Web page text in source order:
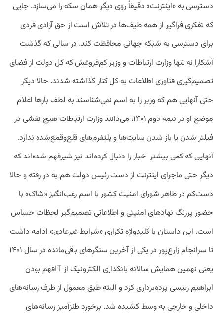
دسترسی به «اینترنت» دقیقاً روی دیگر همان سکه را می‌سازد. جایی
که تفکری فراگیر از همه طیف‌ها در تلاش است از حق آزادی فردی
برای دسترسی به شبکه جهانی محافظت کند. در سالی که گذشت
آشکارا نه تنها وزارت ارتباطات و وزیر کم‌فروغش که کل دولت از فضای
تصمیم‌گیری فناوری اطلاعات به کل کنار گذاشته شدند. حالا دیگر
حتی آنهایی هم که وزیر را به اسم نمی‌شناسند به لطف بارها اعلام
موضع او در نیمه دوم ۱۴۰۱، می‌دانند وزارت ارتباطات هیچ نقشی در
فیلتر ‌شدن یا باز شدن سایت‌ها و پلتفرم‌های قلع‌وقمع‌شده ندارد.
آنهایی که کمی بیشتر اخبار را دنبال کرده‌اند نیز شیرفهم شده‌اند که
دیگر حتی ماجرای اینترنت از دست رئیس دولت هم به در رفته و حالا
دست‌کم در ظاهر شورای امنیت کشور با اسم رعب‌انگیز «شاک» با
حضور پررنگ نهادهای امنیتی و اطلاعاتی تصمیم‌گیر لحظات حساس
است. این داستان با کلیدواژه تکراری «شرایط غیرعادی» ادامه داشت
تا سرانجام زارع‌پور در یکی از آخرین سنگرهای باقی‌مانده در سال ۱۴۰۱
یعنی نهمین همایش سالانه بانکداری الکترونیک از IT‌فهم بودن
ابراهیم رئیسی پرده‌برداری کرد و البته طبق معمول از طرف رسانه‌های
داخلی و خارجی به وسط کشیده شد. برخورد طنزآمیز رسانه‌های